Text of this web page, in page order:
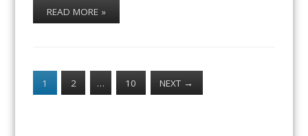
READ MORE »
1 2 … 10 NEXT →